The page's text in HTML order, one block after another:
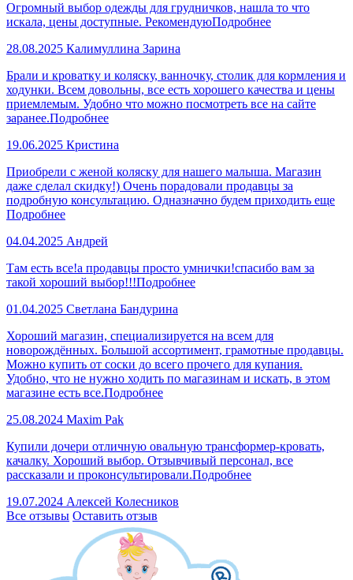
Огромный выбор одежды для грудничков, нашла то что
искала, цены доступные. РекомендуюПодробнее
28.08.2025 Калимуллина Зарина
Брали и кроватку и коляску, ванночку, столик для кормления и
ходунки. Всем довольны, все есть хорошего качества и цены
приемлемым. Удобно что можно посмотреть все на сайте
заранее.Подробнее
19.06.2025 Кристина
Приобрели с женой коляску для нашего малыша. Магазин
даже сделал скидку!) Очень порадовали продавцы за
подробную консультацию. Одназначно будем приходить еще
Подробнее
04.04.2025 Андрей
Там есть все!а продавцы просто умнички!спасибо вам за
такой хороший выбор!!!Подробнее
01.04.2025 Светлана Бандурина
Хороший магазин, специализируется на всем для
новорождённых. Большой ассортимент, грамотные продавцы.
Можно купить от соски до всего прочего для купания.
Удобно, что не нужно ходить по магазинам и искать, в этом
магазине есть все.Подробнее
25.08.2024 Maxim Pak
Купили дочери отличную овальную трансформер-кровать,
качалку. Хороший выбор. Отзывчивый персонал, все
рассказали и проконсультировали.Подробнее
19.07.2024 Алексей Колесников
Все отзывы Оставить отзыв